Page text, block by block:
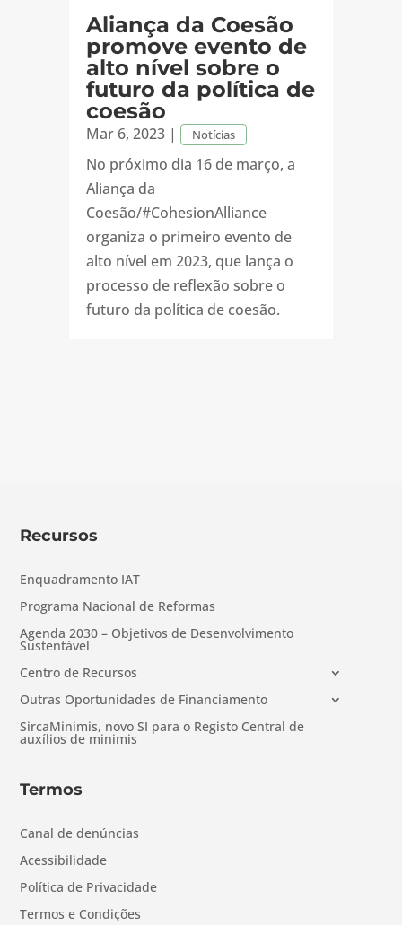
Aliança da Coesão
promove evento de
alto nível sobre o
futuro da política de
coesão
Mar 6, 2023| Notícias
No próximo dia 16 de março, a
Aliança da
Coesão/#CohesionAlliance
organiza o primeiro evento de
alto nível em 2023, que lança o
processo de reflexão sobre o
futuro da política de coesão.
Recursos
Enquadramento IAT
Programa Nacional de Reformas
Agenda 2030 – Objetivos de Desenvolvimento
Sustentável
Centro de Recursos
Outras Oportunidades de Financiamento
SircaMinimis, novo SI para o Registo Central de
auxílios de minimis
Termos
Canal de denúncias
Acessibilidade
Política de Privacidade
Termos e Condições